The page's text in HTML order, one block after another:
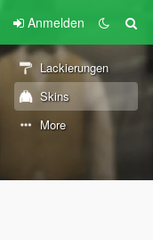
Anmelden
Lackierungen
Skins
More